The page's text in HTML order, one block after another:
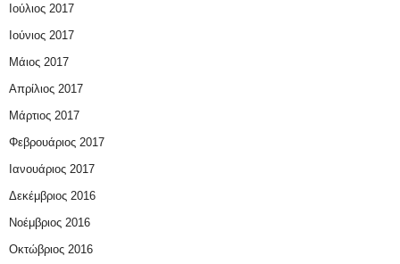
Ιούλιος 2017
Ιούνιος 2017
Μάιος 2017
Απρίλιος 2017
Μάρτιος 2017
Φεβρουάριος 2017
Ιανουάριος 2017
Δεκέμβριος 2016
Νοέμβριος 2016
Οκτώβριος 2016